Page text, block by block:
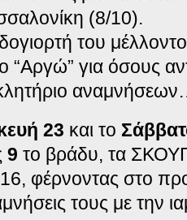
(8/10).
του
“Αργώ” για όσους
23 και το
9 το βράδυ, τα
16, φέρνοντας στο
τους με την